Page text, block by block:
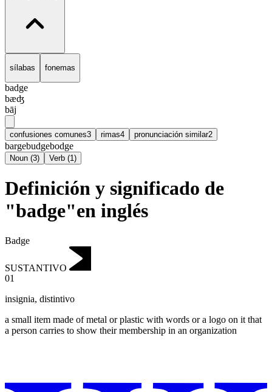
sílabas fonemas
badge
bæʤ
bāj
confusiones comunes3 rimas4 pronunciación similar2
bargebudgebodge
Noun (3) Verb (1)
Definición y significado de
"badge"en inglés
Badge
SUSTANTIVO
01
insignia, distintivo
a small item made of metal or plastic with words or a logo on it that
a person carries to show their membership in an organization